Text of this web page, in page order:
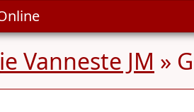
Vanneste JM »